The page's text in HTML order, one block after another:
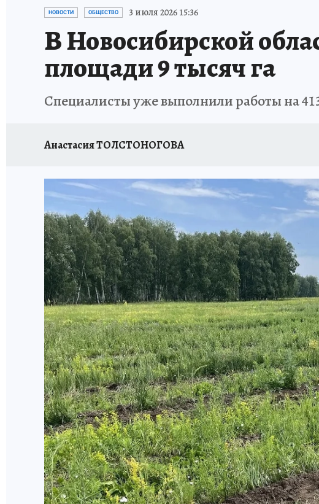
ОТДЫХ В РОССИИ ЗАПОВЕДНАЯ РОССИЯ
НОВОСТИ ОБЩЕСТВО 3 июля 2026 15:36
В Новосибирской
площади 9 тысяч га
Специалисты уже выполнили работы на
Анастасия ТОЛСТОНОГОВА